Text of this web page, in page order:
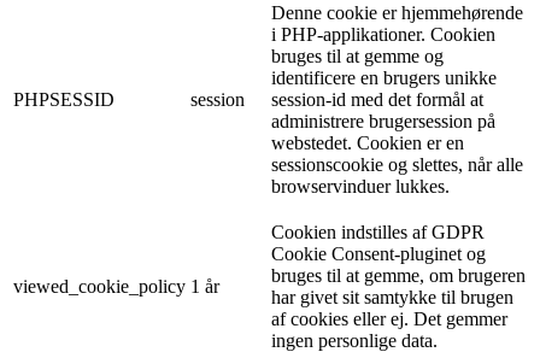
PHPSESSID session
Denne cookie er hjemmehørende
i PHP-applikationer. Cookien
bruges til at gemme og
identificere en brugers unikke
session-id med det formål at
administrere brugersession på
webstedet. Cookien er en
sessionscookie og slettes, når alle
browservinduer lukkes.
viewed_cookie_policy 1 år
Cookien indstilles af GDPR
Cookie Consent-pluginet og
bruges til at gemme, om brugeren
har givet sit samtykke til brugen
af ​​cookies eller ej. Det gemmer
ingen personlige data.